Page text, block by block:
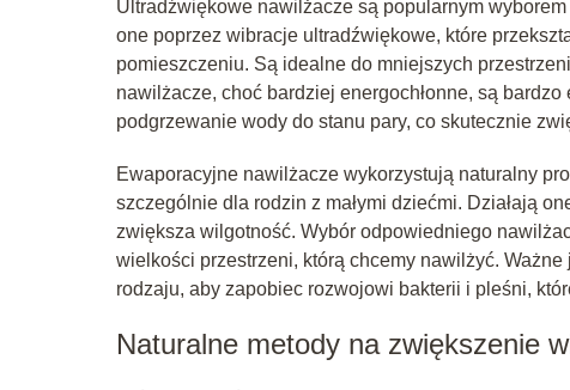
Ultradźwiękowe nawilżacze są popularnym
one poprzez wibracje ultradźwiękowe, które
pomieszczeniu. Są idealne do mniejszych
nawilżacze, choć bardziej energochłonne, są
podgrzewanie wody do stanu pary, co skutecznie
Ewaporacyjne nawilżacze wykorzystują naturalny
szczególnie dla rodzin z małymi dziećmi. Działają
zwiększa wilgotność. Wybór odpowiedniego
wielkości przestrzeni, którą chcemy nawilżyć.
rodzaju, aby zapobiec rozwojowi bakterii i pleśni,
Naturalne metody na zwiększenie